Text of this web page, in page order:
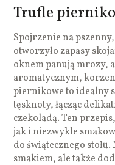
Trufle
Spojrzenie na
otworzyło zapasy
oknem panują mrozy,
aromatycznym,
piernikowe to idealny
tęsknoty, łącząc
czekoladą. Ten
jak i niezwykle
do świątecznego
smakiem, ale także